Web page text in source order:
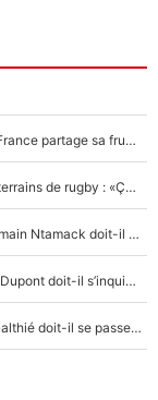
Mis de côté par Fabien Galthié, un joueur du XV de France partage sa frustration : «ils ne me l’ont pas dit tout de suite»
La raison d'être de Matthieu Jalibert en dehors des terrains de rugby : «Ça m'atteint autant que si tu touches à un membre de ma famille»
XV de France - Matthieu Jalibert a tout changé : Romain Ntamack doit-il s’inquiéter pour sa place à un an de la Coupe du monde ?
«Le XV de France est meilleur avec Lucu» : Antoine Dupont doit-il s’inquiéter pour sa place ?
Le XV de France a trouvé son remplaçant : Fabien Galthié doit-il se passer d'Antoine Dupont ?